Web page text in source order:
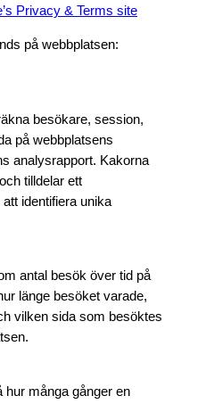
Privacy & Terms site
på webbplatsen:
besökare, session,
på webbplatsens
analysrapport. Kakorna
tilldelar ett
identifiera unika
antal besök över tid på
länge besöket varade,
vilken sida som besöktes
hur många gånger en